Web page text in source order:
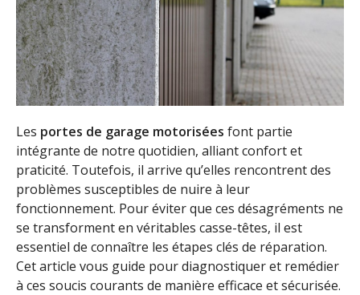
Les portes de garage motorisées font partie
intégrante de notre quotidien, alliant confort et
praticité. Toutefois, il arrive qu’elles rencontrent des
problèmes susceptibles de nuire à leur
fonctionnement. Pour éviter que ces désagréments ne
se transforment en véritables casse-têtes, il est
essentiel de connaître les étapes clés de réparation.
Cet article vous guide pour diagnostiquer et remédier
à ces soucis courants de manière efficace et sécurisée.